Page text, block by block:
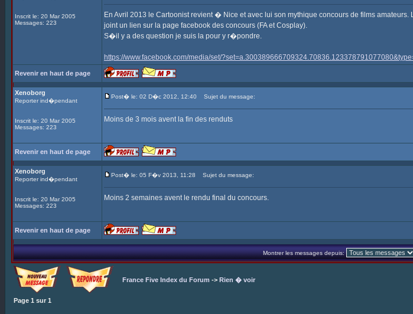
Inscrit le: 20 Mar 2005
Messages: 223
En Avril 2013 le Cartoonist revient � Nice et avec lui son mythique concours de films
joint un lien sur la page facebook des concours (FA et Cosplay).
S�il y a des question je suis la pour y r�pondre.
https://www.facebook.com/media/set/
Revenir en haut de page
Xenoborg
Reporter ind�pendant
Inscrit le: 20 Mar 2005
Messages: 223
Post� le: 02 D�c 2012, 12:40 Sujet du message:
Moins de 3 mois avent la fin des renduts
Revenir en haut de page
Xenoborg
Reporter ind�pendant
Inscrit le: 20 Mar 2005
Messages: 223
Post� le: 05 F�v 2013, 11:28 Sujet du message:
Moins 2 semaines avent le rendu final du concours.
Revenir en haut de page
Montrer les messages depuis:
France Five Index du Forum -> Rien � voir
Page 1 sur 1